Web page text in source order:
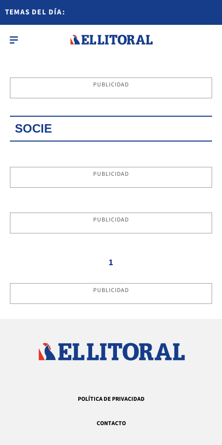
TEMAS DEL DÍA:
PUBLICIDAD
SOCIE
PUBLICIDAD
PUBLICIDAD
1
PUBLICIDAD
POLÍTICA DE PRIVACIDAD
CONTACTO